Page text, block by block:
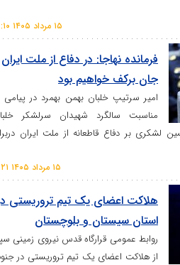
در دفاع از ملت ایران
خواهیم بود
خلبان بهمن بهمرد در پیامی به
شهیدان سرلشکر خلبان
از ملت ایران دربرابر
یک تیم تروریستی در
و بلوچستان
قرارگاه قدس نیروی زمینی سپاه
اعضای یک تیم تروریستی در جنوب